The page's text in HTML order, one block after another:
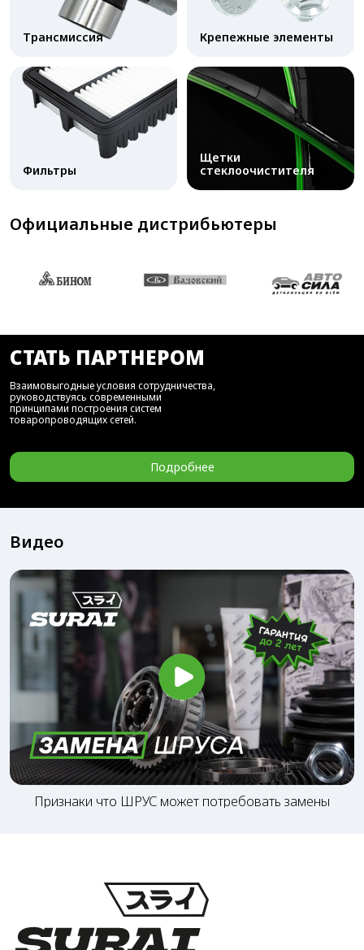
Трансмиссия Крепежные элементы
Фильтры
Щетки
стеклоочистителя
Официальные дистрибьютеры
СТАТЬ ПАРТНЕРОМ
Взаимовыгодные условия сотрудничества,
руководствуясь современными
принципами построения систем
товаропроводящих сетей.
Подробнее
Видео
Признаки что ШРУС может потребовать замены